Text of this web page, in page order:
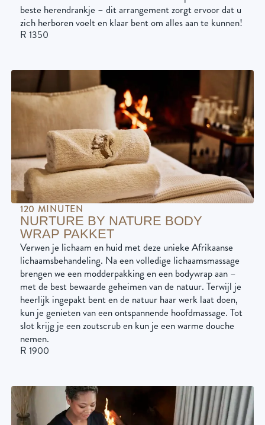
beste herendrankje – dit arrangement zorgt ervoor dat u
zich herboren voelt en klaar bent om alles aan te kunnen!
R 1350
120 MINUTEN
NURTURE BY NATURE BODY
WRAP PAKKET
Verwen je lichaam en huid met deze unieke Afrikaanse
lichaamsbehandeling. Na een volledige lichaamsmassage
brengen we een modderpakking en een bodywrap aan –
met de best bewaarde geheimen van de natuur. Terwijl je
heerlijk ingepakt bent en de natuur haar werk laat doen,
kun je genieten van een ontspannende hoofdmassage. Tot
slot krijg je een zoutscrub en kun je een warme douche
nemen.
R 1900